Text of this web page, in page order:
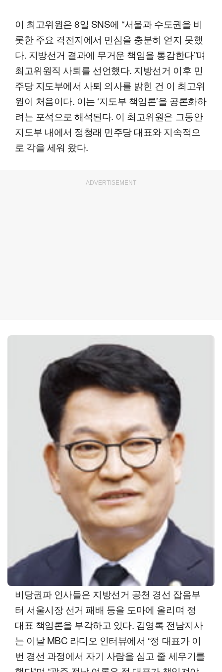
이 최고위원은 8일 SNS에 “서울과 수도권을 비
롯한 주요 격전지에서 민심을 충분히 얻지 못했
다. 지방선거 결과에 무거운 책임을 통감한다”며
최고위원직 사퇴를 선언했다. 지방선거 이후 민
주당 지도부에서 사퇴 의사를 밝힌 건 이 최고위
원이 처음이다. 이는 ‘지도부 책임론’을 공론화하
려는 포석으로 해석된다. 이 최고위원은 그동안
지도부 내에서 정청래 민주당 대표와 지속적으
로 각을 세워 왔다.
ADVERTISEMENT
비당권파 인사들은 지방선거 공천 경선 잡음부
터 서울시장 선거 패배 등을 도마에 올리며 정
대표 책임론을 부각하고 있다. 김영록 전남지사
는 이날 MBC 라디오 인터뷰에서 “정 대표가 이
번 경선 과정에서 자기 사람을 심고 줄 세우기를